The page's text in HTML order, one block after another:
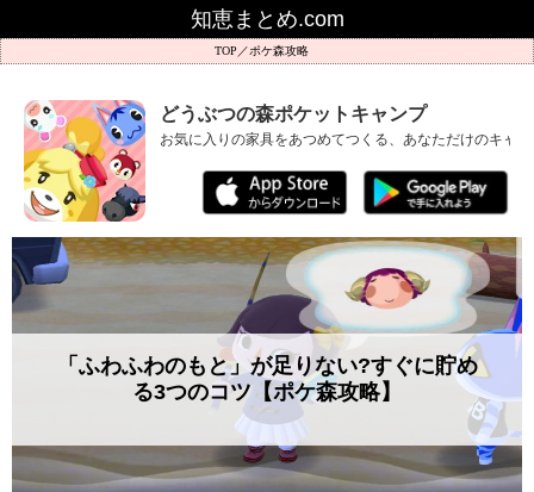
知恵まとめ.com
ポケ森攻略
どうぶつの森ポケットキャンプ
お気に入りの家具をあつめてつくる、あなただけのキャ
「ふわふわのもと」が足りない?すぐに貯め
る3つのコツ【ポケ森攻略】